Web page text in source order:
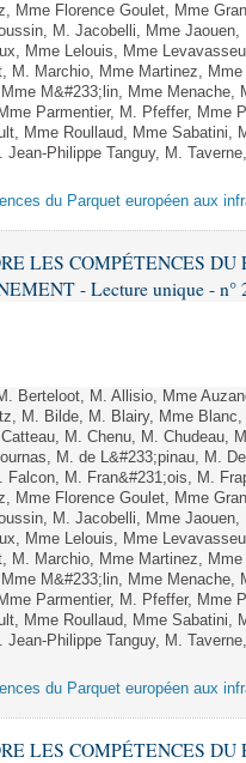
Mme Florence Goulet, Mme
M. Jacobelli, Mme
Mme Lelouis, Mme
M. Marchio, Mme Martinez,
M&#233;lin, Mme Menache,
Parmentier, M. Pfeffer, Mme
Mme Roullaud, Mme
Jean-Philippe Tanguy, M.
du Parquet européen aux
LES COMPÉTENCES
- Lecture unique - n°
Berteloot, M. Allisio, Mme
M. Bilde, M. Blairy, Mme
M. Chenu, M. Chudeau,
M. de L&#233;pinau, M.
Falcon, M. Fran&#231;ois, M.
Mme Florence Goulet, Mme
M. Jacobelli, Mme
Mme Lelouis, Mme
M. Marchio, Mme Martinez,
M&#233;lin, Mme Menache,
Parmentier, M. Pfeffer, Mme
Mme Roullaud, Mme
Jean-Philippe Tanguy, M.
du Parquet européen aux
LES COMPÉTENCES